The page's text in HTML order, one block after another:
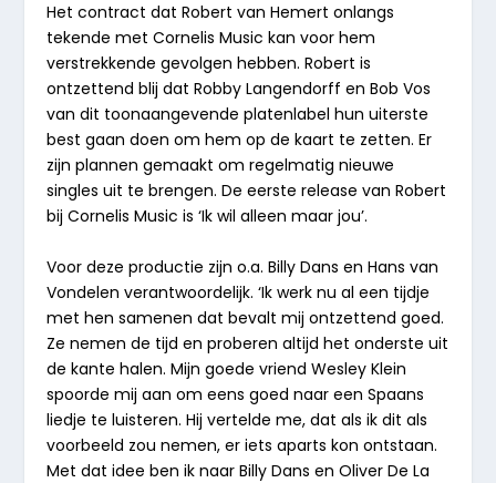
Het contract dat Robert van Hemert onlangs
tekende met Cornelis Music kan voor hem
verstrekkende gevolgen hebben. Robert is
ontzettend blij dat Robby Langendorff en Bob Vos
van dit toonaangevende platenlabel hun uiterste
best gaan doen om hem op de kaart te zetten. Er
zijn plannen gemaakt om regelmatig nieuwe
singles uit te brengen. De eerste release van Robert
bij Cornelis Music is ‘Ik wil alleen maar jou’.
Voor deze productie zijn o.a. Billy Dans en Hans van
Vondelen verantwoordelijk. ‘Ik werk nu al een tijdje
met hen samenen dat bevalt mij ontzettend goed.
Ze nemen de tijd en proberen altijd het onderste uit
de kante halen. Mijn goede vriend Wesley Klein
spoorde mij aan om eens goed naar een Spaans
liedje te luisteren. Hij vertelde me, dat als ik dit als
voorbeeld zou nemen, er iets aparts kon ontstaan.
Met dat idee ben ik naar Billy Dans en Oliver De La